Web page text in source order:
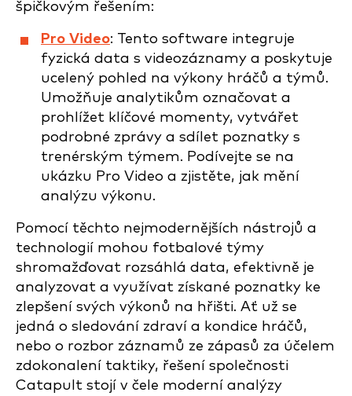
špičkovým řešením:
Pro Video: Tento software integruje
fyzická data s videozáznamy a poskytuje
ucelený pohled na výkony hráčů a týmů.
Umožňuje analytikům označovat a
prohlížet klíčové momenty, vytvářet
podrobné zprávy a sdílet poznatky s
trenérským týmem. Podívejte se na
ukázku Pro Video a zjistěte, jak mění
analýzu výkonu.
Pomocí těchto nejmodernějších nástrojů a
technologií mohou fotbalové týmy
shromažďovat rozsáhlá data, efektivně je
analyzovat a využívat získané poznatky ke
zlepšení svých výkonů na hřišti. Ať už se
jedná o sledování zdraví a kondice hráčů,
nebo o rozbor záznamů ze zápasů za účelem
zdokonalení taktiky, řešení společnosti
Catapult stojí v čele moderní analýzy